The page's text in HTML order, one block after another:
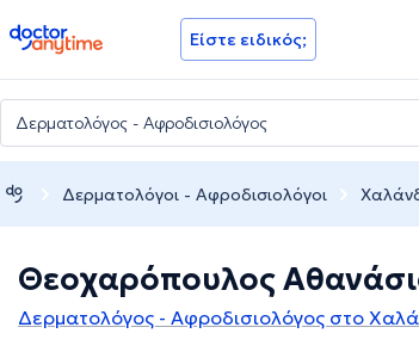
doctoranytime Είστε ειδικός;
Δερματολόγοι - Αφροδισιολόγοι
Θεοχαρόπουλος
Δερματολόγος - Αφροδισιολόγος στο